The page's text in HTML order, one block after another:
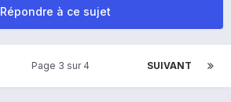
Répondre à ce sujet
SUIVANT
Page 3 sur 4